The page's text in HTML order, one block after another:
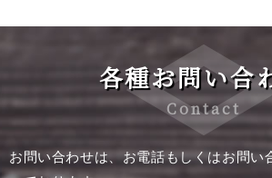
各種お問い合
Contact
お問い合わせは、お電話もしくはお問い